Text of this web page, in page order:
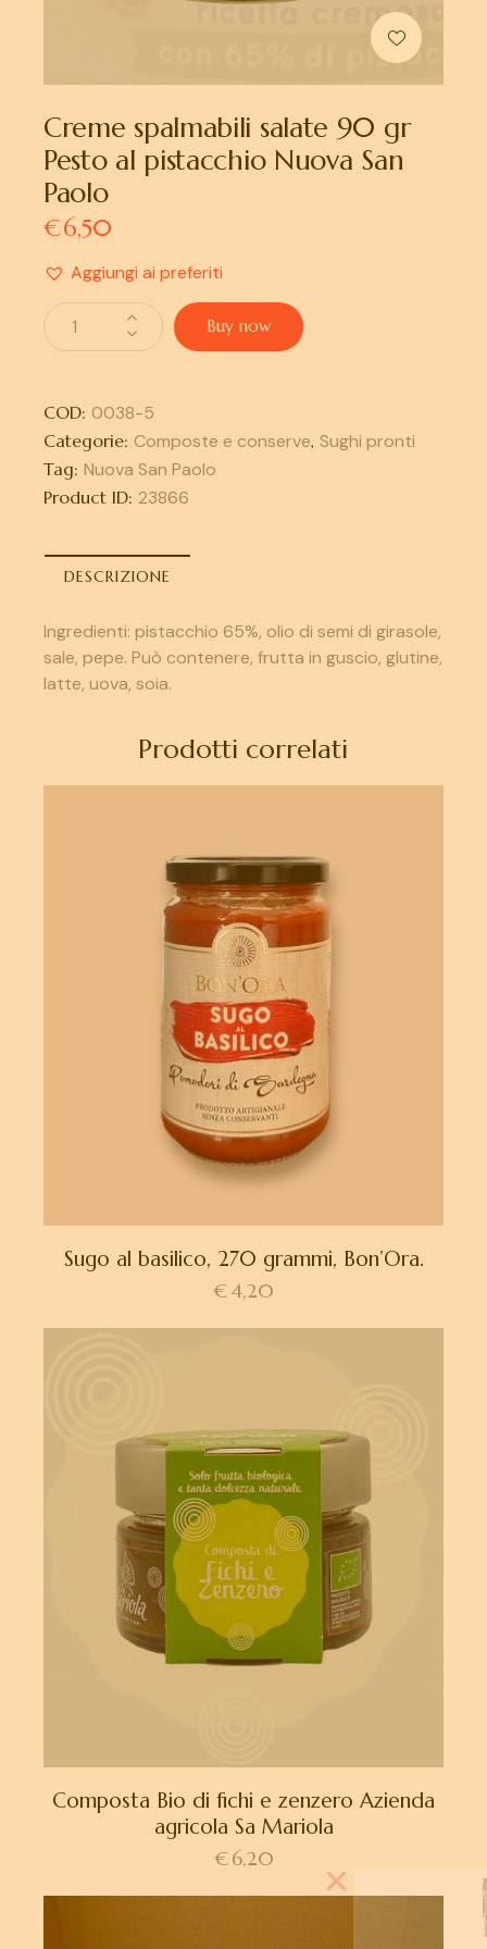
Creme spalmabili salate 90 gr
Pesto al pistacchio Nuova San
Paolo
€6,50
Aggiungi ai preferiti
Buy now
COD: 0038-5
Categorie: Composte e conserve, Sughi pronti
Tag: Nuova San Paolo
Product ID: 23866
DESCRIZIONE
Ingredienti: pistacchio 65%, olio di semi di girasole,
sale, pepe. Può contenere, frutta in guscio, glutine,
latte, uova, soia.
Prodotti correlati
Sugo al basilico, 270 grammi, Bon’Ora.
€4,20
Composta Bio di fichi e zenzero Azienda
agricola Sa Mariola
€6,20